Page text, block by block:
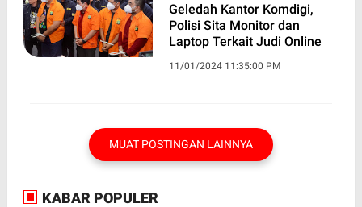
Geledah Kantor Komdigi,
Polisi Sita Monitor dan
Laptop Terkait Judi Online
11/01/2024 11:35:00 PM
MUAT POSTINGAN LAINNYA
KABAR POPULER